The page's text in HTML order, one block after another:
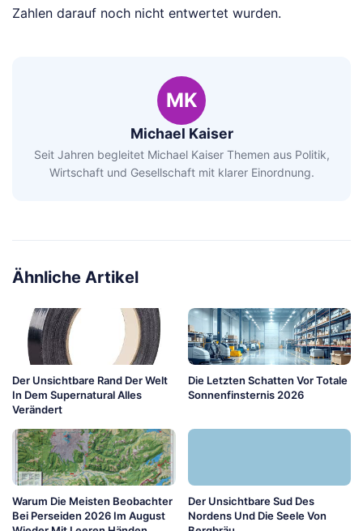
Zahlen darauf noch nicht entwertet wurden.
MK
Michael Kaiser
Seit Jahren begleitet Michael Kaiser Themen aus Politik,
Wirtschaft und Gesellschaft mit klarer Einordnung.
Ähnliche Artikel
Der Unsichtbare Rand Der Welt
In Dem Supernatural Alles
Verändert
Die Letzten Schatten Vor Totale
Sonnenfinsternis 2026
Warum Die Meisten Beobachter
Bei Perseiden 2026 Im August
Der Unsichtbare Sud Des
Nordens Und Die Seele Von